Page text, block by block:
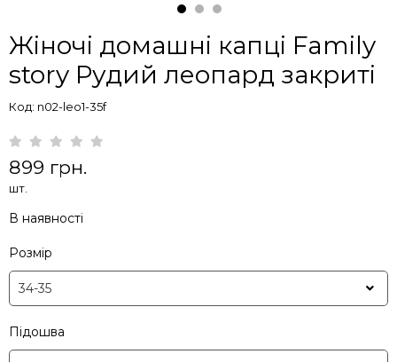
Жіночі домашні капці Family
story Рудий леопард закриті
Код: n02-leo1-35f
899 грн.
шт.
В наявності
Розмір
Підошва